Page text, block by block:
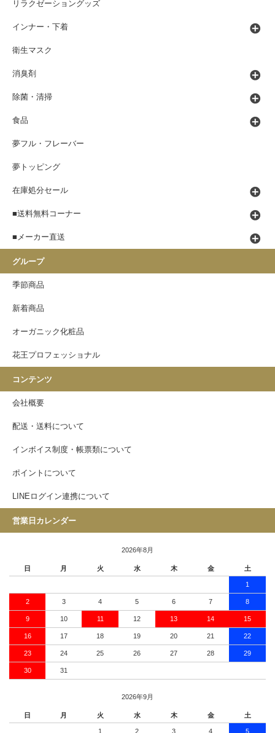
リラクゼーショングッズ
インナー・下着
衛生マスク
消臭剤
除菌・清掃
食品
夢フル・フレーバー
夢トッピング
在庫処分セール
■送料無料コーナー
■メーカー直送
グループ
季節商品
新着商品
オーガニック化粧品
花王プロフェッショナル
コンテンツ
会社概要
配送・送料について
インボイス制度・帳票類について
ポイントについて
LINEログイン連携について
営業日カレンダー
2026年8月
日 月 火 水 木 金 土
1
2 3 4 5 6 7 8
9 10 11 12 13 14 15
16 17 18 19 20 21 22
23 24 25 26 27 28 29
30 31
2026年9月
日 月 火 水 木 金 土
1 2 3 4 5